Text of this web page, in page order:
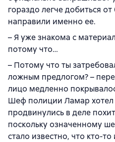
гораздо легче добиться
направили именно ее.
– Я уже знакома с
потому что…
– Потому что ты
ложным предлогом? –
лицо медленно
Шеф полиции Ламар хотел
продвинулись в деле
поскольку означенному
стало известно, что кто-